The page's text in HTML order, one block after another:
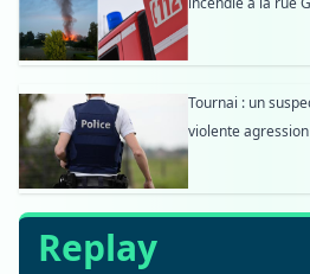
Tournai : un
violente
Replay